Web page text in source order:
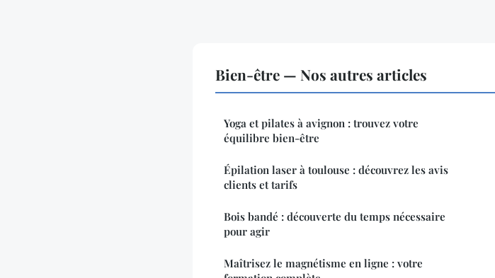
Bien-être — Nos autres articles
Yoga et pilates à avignon : trouvez votre
équilibre bien-être
Épilation laser à toulouse : découvrez les avis
clients et tarifs
Bois bandé : découverte du temps nécessaire
pour agir
Maîtrisez le magnétisme en ligne : votre